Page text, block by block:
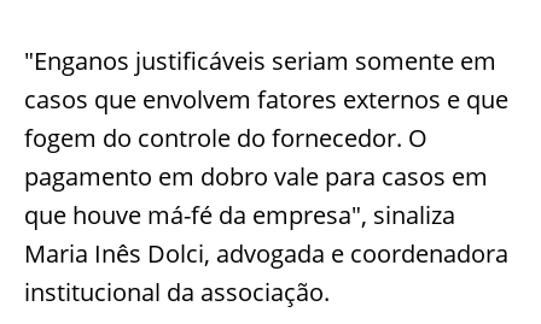
"Enganos justificáveis seriam somente em
casos que envolvem fatores externos e que
fogem do controle do fornecedor. O
pagamento em dobro vale para casos em
que houve má-fé da empresa", sinaliza
Maria Inês Dolci, advogada e coordenadora
institucional da associação.